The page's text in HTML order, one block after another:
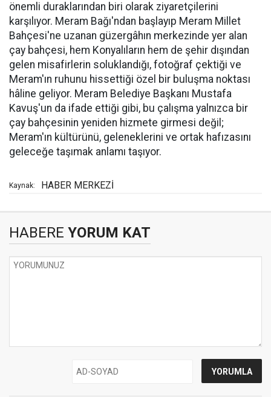
önemli duraklarından biri olarak ziyaretçilerini
karşılıyor. Meram Bağı'ndan başlayıp Meram Millet
Bahçesi'ne uzanan güzergâhın merkezinde yer alan
çay bahçesi, hem Konyalıların hem de şehir dışından
gelen misafirlerin soluklandığı, fotoğraf çektiği ve
Meram'ın ruhunu hissettiği özel bir buluşma noktası
hâline geliyor. Meram Belediye Başkanı Mustafa
Kavuş'un da ifade ettiği gibi, bu çalışma yalnızca bir
çay bahçesinin yeniden hizmete girmesi değil;
Meram'ın kültürünü, geleneklerini ve ortak hafızasını
geleceğe taşımak anlamı taşıyor.
Kaynak: HABER MERKEZİ
HABERE YORUM KAT